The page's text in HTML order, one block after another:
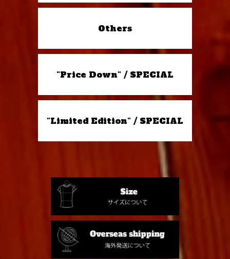
Others
"Price Down" / SPECIAL
"Limited Edition" / SPECIAL